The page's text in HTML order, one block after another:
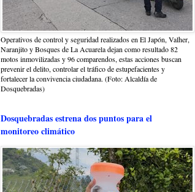
Operativos de control y seguridad realizados en El Japón, Valher,
Naranjito y Bosques de La Acuarela dejan como resultado 82
motos inmovilizadas y 96 comparendos, estas acciones buscan
prevenir el delito, controlar el tráfico de estupefacientes y
fortalecer la convivencia ciudadana. (Foto: Alcaldía de
Dosquebradas)
Dosquebradas estrena dos puntos para el
monitoreo climático